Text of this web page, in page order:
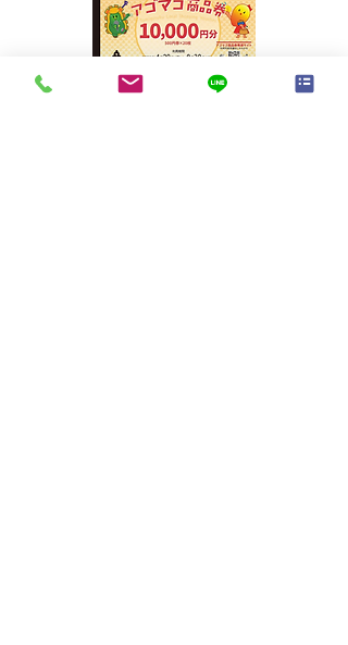
サブスク利用規約